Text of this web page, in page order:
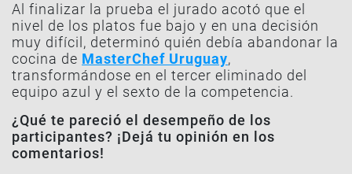
Al finalizar la prueba el jurado acotó que el
nivel de los platos fue bajo y en una decisión
muy difícil, determinó quién debía abandonar la
cocina de MasterChef Uruguay,
transformándose en el tercer eliminado del
equipo azul y el sexto de la competencia.
¿Qué te pareció el desempeño de los
participantes? ¡Dejá tu opinión en los
comentarios!